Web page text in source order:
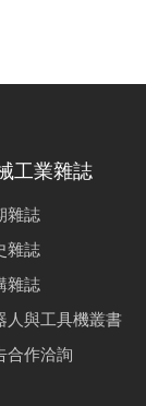
工業雜誌
雜誌
雜誌
雜誌
人與工具機叢書
合作洽詢